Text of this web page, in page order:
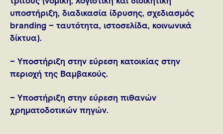
υποστήριξη, διαδικασία ίδρυσης, σχεδιασμός
branding – ταυτότητα, ιστοσελίδα, κοινωνικά
δίκτυα).
– Υποστήριξη στην εύρεση κατοικίας στην
περιοχή της Βαμβακούς.
– Υποστήριξη στην εύρεση πιθανών
χρηματοδοτικών πηγών.